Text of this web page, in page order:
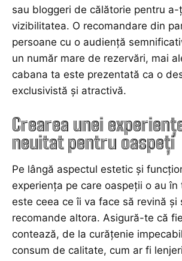
sau bloggeri de călătorie pentru a-
vizibilitatea. O recomandare din
persoane cu o audiență
un număr mare de rezervări, mai
cabana ta este prezentată ca o
exclusivistă și atractivă.
Crearea unei
neuitat pentru oaspeți
Pe lângă aspectul estetic și
experiența pe care oaspeții o au în
este ceea ce îi va face să revină și
recomande altora. Asigură-te că
contează, de la curățenie
consum de calitate, cum ar fi